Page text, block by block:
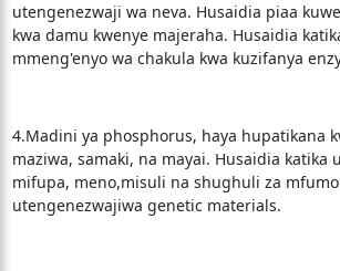
utengenezwaji wa neva. Husaidia piaa
kwa damu kwenye majeraha. Husaidia
mmeng'enyo wa chakula kwa kuzifanya
4.Madini ya phosphorus, haya hupatikana
maziwa, samaki, na mayai. Husaidia katika
mifupa, meno,misuli na shughuli za
utengenezwajiwa genetic materials.